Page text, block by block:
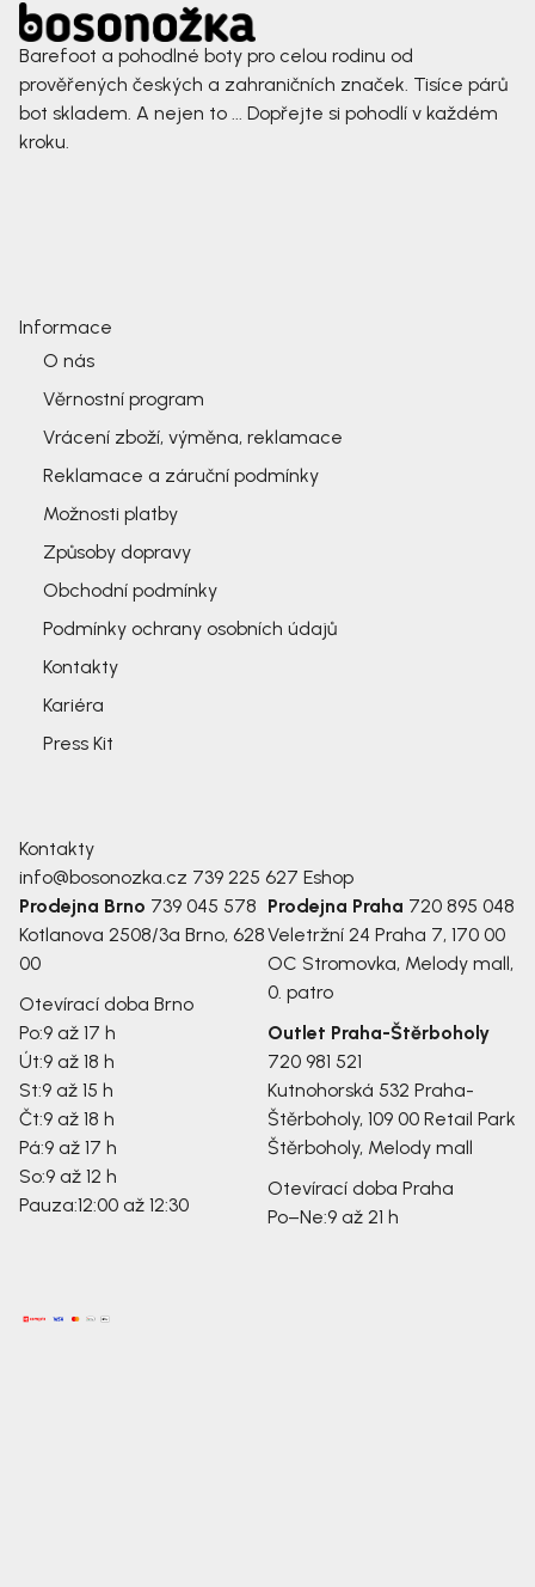
Barefoot a pohodlné boty pro celou rodinu od
prověřených českých a zahraničních značek. Tisíce párů
bot skladem. A nejen to ... Dopřejte si pohodlí v každém
kroku.
Informace
O nás
Věrnostní program
Vrácení zboží, výměna, reklamace
Reklamace a záruční podmínky
Možnosti platby
Způsoby dopravy
Obchodní podmínky
Podmínky ochrany osobních údajů
Kontakty
Kariéra
Press Kit
Kontakty
info@bosonozka.cz 739 225 627 Eshop
Prodejna Brno 739 045 578
Kotlanova 2508/3a Brno, 628
00
Otevírací doba Brno
Po:9 až 17 h
Út:9 až 18 h
St:9 až 15 h
Čt:9 až 18 h
Pá:9 až 17 h
So:9 až 12 h
Pauza:12:00 až 12:30
Prodejna Praha 720 895 048
Veletržní 24 Praha 7, 170 00
OC Stromovka, Melody mall,
0. patro
Outlet Praha-Štěrboholy
720 981 521
Kutnohorská 532 Praha-
Štěrboholy, 109 00 Retail Park
Štěrboholy, Melody mall
Otevírací doba Praha
Po–Ne:9 až 21 h